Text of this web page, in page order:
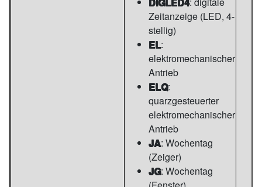
Zeitanzeige (LED, 4-
stellig)
EL:
elektromechanischer
Antrieb
ELQ:
quarzgesteuerter
elektromechanischer
Antrieb
JA: Wochentag
(Zeiger)
JG: Wochentag